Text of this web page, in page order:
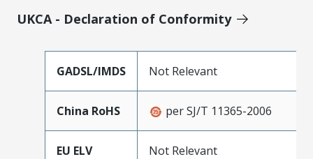
UKCA - Declaration of Conformity
GADSL/IMDS Not Relevant
China RoHS per SJ/T 11365-2006
EU ELV Not Relevant